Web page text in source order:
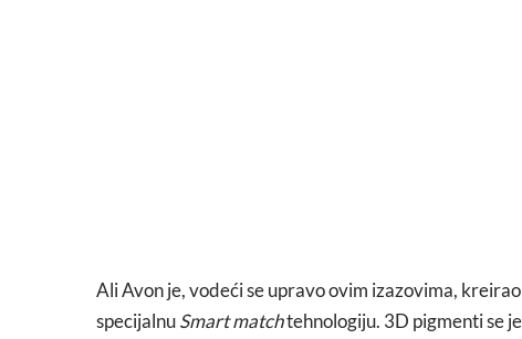
Ali Avon je, vodeći se upravo ovim izazovima,
specijalnuSmart matchtehnologiju. 3D pigmenti se